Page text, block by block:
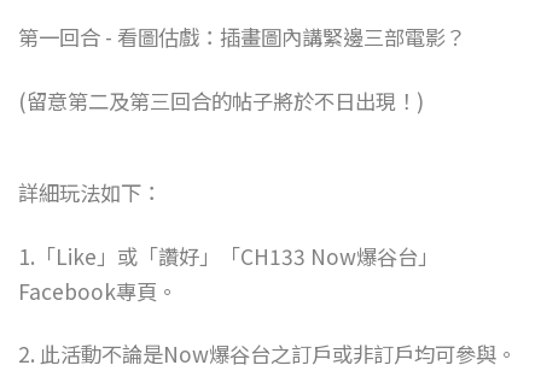
第一回合 - 看圖估戲：插畫圖內講緊邊三部電影？
(留意第二及第三回合的帖子將於不日出現！)
詳細玩法如下：
1.「Like」或「讚好」「CH133 Now爆谷台」
Facebook專頁。
2. 此活動不論是Now爆谷台之訂戶或非訂戶均可參與。